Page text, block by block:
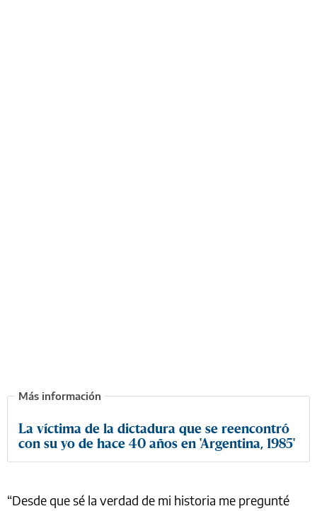
La víctima de la dictadura que se reencontró
con su yo de hace 40 años en 'Argentina, 1985'
“Desde que sé la verdad de mi historia me pregunté